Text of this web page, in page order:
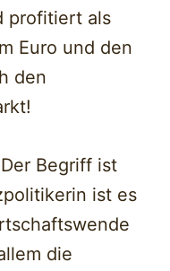
profitiert als
Euro und den
den
Begriff ist
ist es
die